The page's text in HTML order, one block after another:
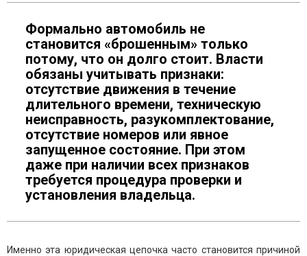
Формально автомобиль не
становится «брошенным» только
потому, что он долго стоит. Власти
обязаны учитывать признаки:
отсутствие движения в течение
длительного времени, техническую
неисправность, разукомплектование,
отсутствие номеров или явное
запущенное состояние. При этом
даже при наличии всех признаков
требуется процедура проверки и
установления владельца.
Именно эта юридическая цепочка часто становится причиной